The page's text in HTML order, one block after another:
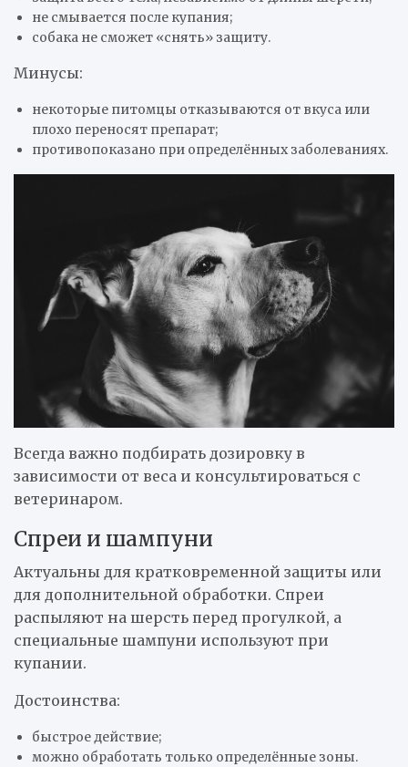
не смывается после купания;
собака не сможет «снять» защиту.
Минусы:
некоторые питомцы отказываются от вкуса или
плохо переносят препарат;
противопоказано при определённых заболеваниях.
Всегда важно подбирать дозировку в
зависимости от веса и консультироваться с
ветеринаром.
Спреи и шампуни
Актуальны для кратковременной защиты или
для дополнительной обработки. Спреи
распыляют на шерсть перед прогулкой, а
специальные шампуни используют при
купании.
Достоинства:
быстрое действие;
можно обработать только определённые зоны.